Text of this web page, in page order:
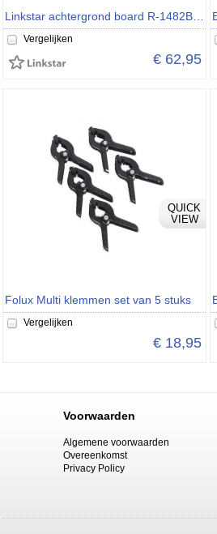
Vergelijken
€ 62,95
QUICK
VIEW
Folux Multi klemmen set van 5 stuks
Vergelijken
€ 18,95
Voorwaarden
Algemene voorwaarden
Overeenkomst
Privacy Policy